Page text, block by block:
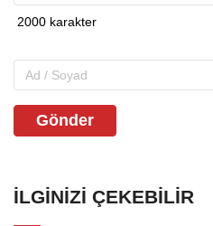
Gönder
İLGINIZI ÇEKEBILIR